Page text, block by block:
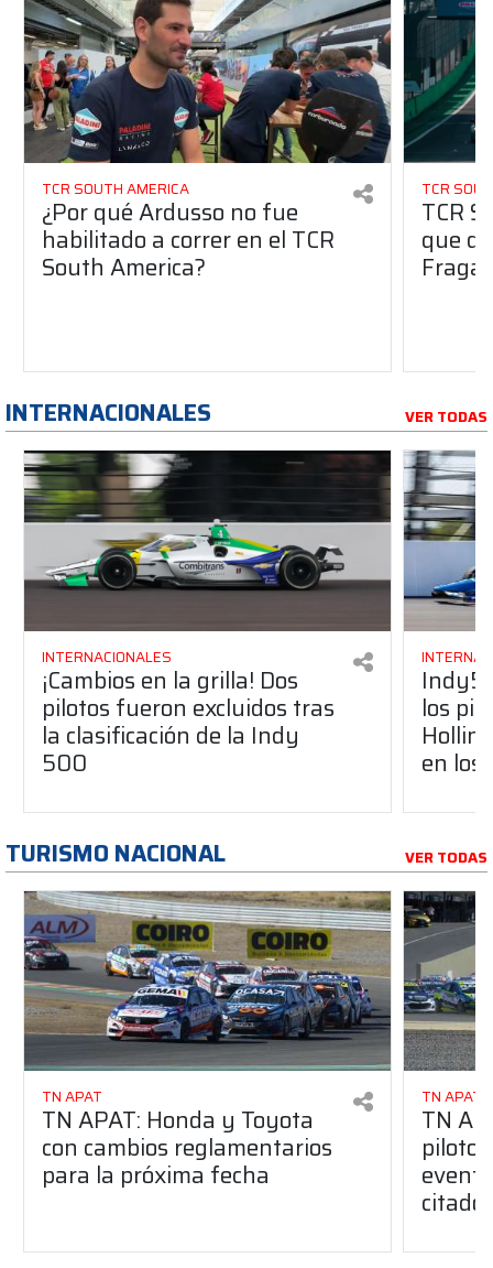
TCR SOUTH AMERICA
¿Por qué Ardusso no fue
habilitado a correr en el TCR
South America?
TCR
TCR
que
Fraga
INTERNACIONALES VER TODAS
INTERNACIONALES
¡Cambios en la grilla! Dos
pilotos fueron excluidos tras
la clasificación de la Indy
500
los
en los
TURISMO NACIONAL VER TODAS
TN APAT
TN APAT: Honda y Toyota
con cambios reglamentarios
para la próxima fecha
TN APAT
TN
piloto
citado